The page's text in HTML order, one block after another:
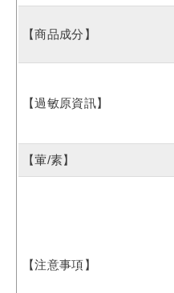
【商品成分】
【過敏原資訊】
【葷/素】
【注意事項】